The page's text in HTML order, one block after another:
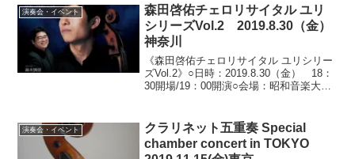
B席1,000円○出演：神尾真由子（ヴァ...
演奏会・イベント
森田啓佑チェロリサイタル ユリ
シリーズVol.2 2019.8.30（金）
神奈川
《森田啓佑チェロリサイタル ユリシリー
ズVol.2》○日時：2019.8.30（金） 18：
30開場/19：00開演○会場：昭和音楽大学
学生券の方は当日...
演奏会・イベント
クラリネット五重奏 Special
chamber concert in TOKYO